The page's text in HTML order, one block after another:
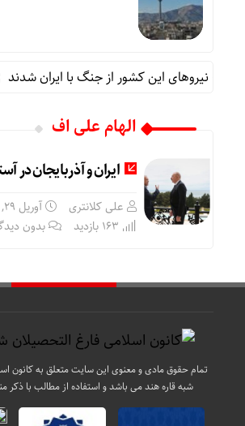
الهام علی اف
ایران و آذربایجان در
علی کلانتری
آوریل 29, 2025
بدون
تمام حقوق مادی و معنوی این سایت متعلق به کانون
شبه قاره هند می باشد و استفاده از مطالب با ذکر